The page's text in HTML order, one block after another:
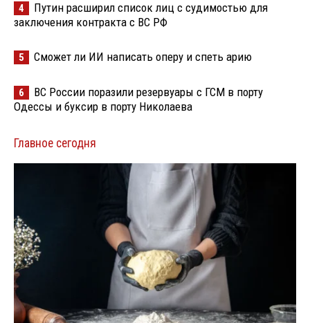
4
Путин расширил список лиц с судимостью для
заключения контракта с ВС РФ
5 Сможет ли ИИ написать оперу и спеть арию
6
ВС России поразили резервуары с ГСМ в порту
Одессы и буксир в порту Николаева
Главное сегодня